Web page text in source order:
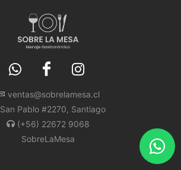
ventas@sobrelamesa.cl
San Pablo #2270, Santiago
(+56) 22672 9068
SobreLaMesa